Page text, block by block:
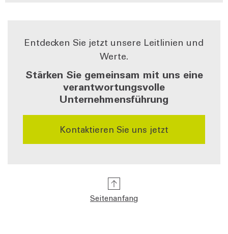
Entdecken Sie jetzt unsere Leitlinien und
Werte.
Stärken Sie gemeinsam mit uns eine
verantwortungsvolle
Unternehmensführung
Kontaktieren Sie uns jetzt
Seitenanfang